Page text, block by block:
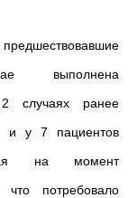
предшествовавшие
выполнена
2 случаях ранее
и у 7 пациентов
на момент
что потребовало